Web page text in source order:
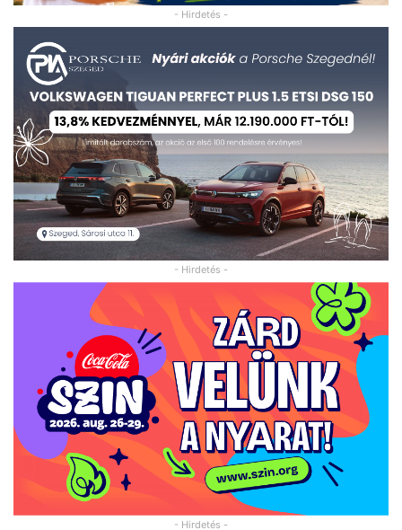
- Hirdetés -
- Hirdetés -
- Hirdetés -